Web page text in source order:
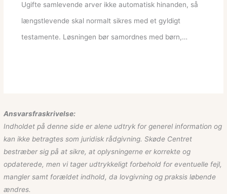
Ugifte samlevende arver ikke automatisk hinanden, så
længstlevende skal normalt sikres med et gyldigt
testamente. Løsningen bør samordnes med børn,…
Ansvarsfraskrivelse:
Indholdet på denne side er alene udtryk for generel information og
kan ikke betragtes som juridisk rådgivning. Skøde Centret
bestræber sig på at sikre, at oplysningerne er korrekte og
opdaterede, men vi tager udtrykkeligt forbehold for eventuelle fejl,
mangler samt forældet indhold, da lovgivning og praksis løbende
ændres.